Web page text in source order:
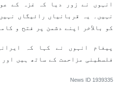
انہوں نے زور دیا کہ غزہ کے
نہیں۔ یہ قربانیاں رائیگاں
کو بالآخر اپنے دشمن پر فتح و
پیغام انہوں نے کہا کہ
فلسطینی مزاحمت کے ساتھ ہیں
News ID 1939335